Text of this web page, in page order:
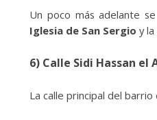
Un poco más adelante
Iglesia de San Sergio y la
6) Calle Sidi Hassan el
La calle principal del